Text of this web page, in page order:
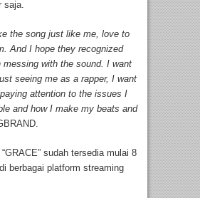
saja.
the song just like me, love to
And I hope they recognized
messing with the sound. I want
seeing me as a rapper, I want
attention to the issues I
and how I make my beats and
sudah tersedia mulai 8
berbagai platform streaming